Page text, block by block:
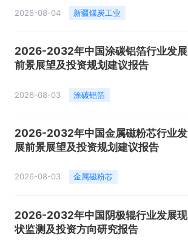
2026-08-04 新疆煤炭工业
2026-2032年中国涂碳铝箔行业发展
前景展望及投资规划建议报告
2026-08-03 涂碳铝箔
2026-2032年中国金属磁粉芯行业发
展前景展望及投资规划建议报告
2026-08-03 金属磁粉芯
2026-2032年中国阴极辊行业发展现
状监测及投资方向研究报告